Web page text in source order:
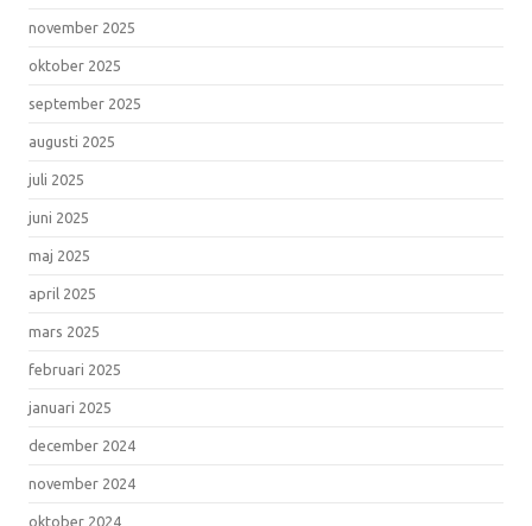
november 2025
oktober 2025
september 2025
augusti 2025
juli 2025
juni 2025
maj 2025
april 2025
mars 2025
februari 2025
januari 2025
december 2024
november 2024
oktober 2024